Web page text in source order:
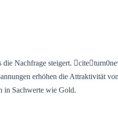
Nachfrage steigert.
erhöhen die Attraktivität
in Sachwerte wie Gold.